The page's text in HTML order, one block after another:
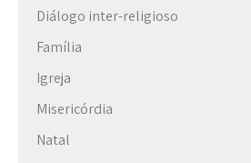
Diálogo inter-religioso
Família
Igreja
Misericórdia
Natal